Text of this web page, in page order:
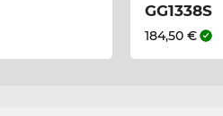
GG1338S
184,50 €